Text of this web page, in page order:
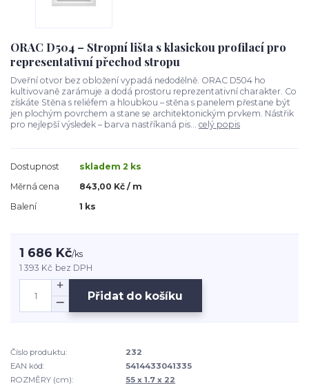
ORAC D504 – Stropní lišta s klasickou profilací pro
representativní přechod stropu
Dveřní otvor bez obložení vypadá nedodělně. ORAC D504 ho
kultivovaně zarámuje a dodá prostoru reprezentativní charakter. Co
získáte Stěna s reliéfem a hloubkou – stěna s panelem přestane být
jen plochým povrchem a stane se architektonickým prvkem. Nástřik
pro nejlepší výsledek – barva nastříkaná pis... celý popis
Dostupnost
skladem 2 ks
Měrná cena
843,00 Kč / m
Balení
1 ks
1 686 Kč/ks
1 393 Kč bez DPH
Přidat do košíku
Číslo produktu:
232
EAN kód:
5414433041335
ROZMĚRY (cm):
55 x 1.7 x 22